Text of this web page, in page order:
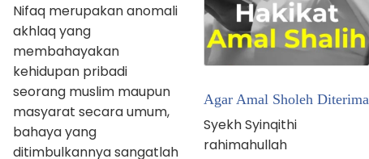
Nifaq merupakan anomali
akhlaq yang
membahayakan
kehidupan pribadi
seorang muslim maupun
masyarat secara umum,
bahaya yang
ditimbulkannya sangatlah
Agar Amal Sholeh Diterima
Syekh Syinqithi
rahimahullah